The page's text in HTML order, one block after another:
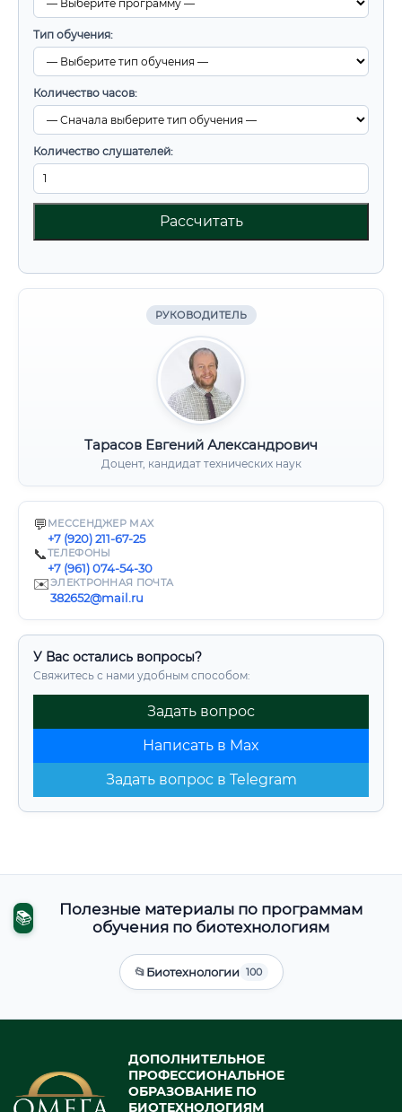
Тип обучения:
Количество часов:
Количество слушателей:
Рассчитать
РУКОВОДИТЕЛЬ
Тарасов Евгений Александрович
Доцент, кандидат технических наук
💬 МЕССЕНДЖЕР MAX
+7 (920) 211-67-25
📞ТЕЛЕФОНЫ
+7 (961) 074-54-30
✉️ЭЛЕКТРОННАЯ ПОЧТА
382652@mail.ru
У Вас остались вопросы?
Свяжитесь с нами удобным способом:
Задать вопрос
Написать в Max
Задать вопрос в Telegram
📚
Полезные материалы по программам
обучения по биотехнологиям
📂Биотехнологии 100
ДОПОЛНИТЕЛЬНОЕ
ПРОФЕССИОНАЛЬНОЕ
ОБРАЗОВАНИЕ ПО
БИОТЕХНОЛОГИЯМ